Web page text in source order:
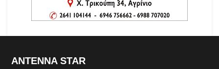
ANTENNA STAR